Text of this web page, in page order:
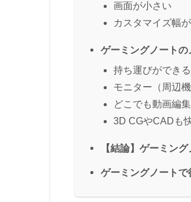
画面が小さい
カスタマイズ幅
ゲーミングノートの
持ち運びができる
モニター（周辺
どこでも動画編
3D CGやCADも
【結論】ゲーミン
ゲーミングノート